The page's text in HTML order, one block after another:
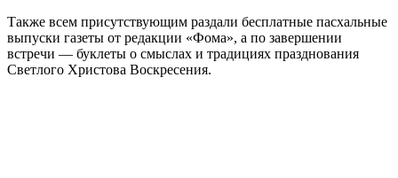
Также всем присутствующим раздали бесплатные пасхальные
выпуски газеты от редакции «Фома», а по завершении
встречи — буклеты о смыслах и традициях празднования
Светлого Христова Воскресения.